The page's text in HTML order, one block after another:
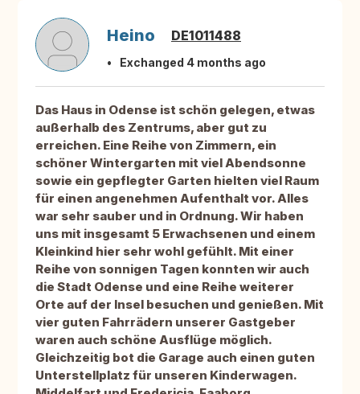
Heino DE1011488
Exchanged 4 months ago
Das Haus in Odense ist schön gelegen, etwas
außerhalb des Zentrums, aber gut zu
erreichen. Eine Reihe von Zimmern, ein
schöner Wintergarten mit viel Abendsonne
sowie ein gepflegter Garten hielten viel Raum
für einen angenehmen Aufenthalt vor. Alles
war sehr sauber und in Ordnung. Wir haben
uns mit insgesamt 5 Erwachsenen und einem
Kleinkind hier sehr wohl gefühlt. Mit einer
Reihe von sonnigen Tagen konnten wir auch
die Stadt Odense und eine Reihe weiterer
Orte auf der Insel besuchen und genießen. Mit
vier guten Fahrrädern unserer Gastgeber
waren auch schöne Ausflüge möglich.
Gleichzeitig bot die Garage auch einen guten
Unterstellplatz für unseren Kinderwagen.